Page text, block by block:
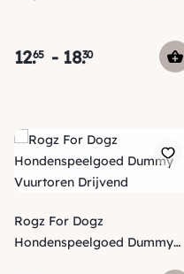
12.65 - 18.30
Rogz For Dogz
Hondenspeelgoed Dummy